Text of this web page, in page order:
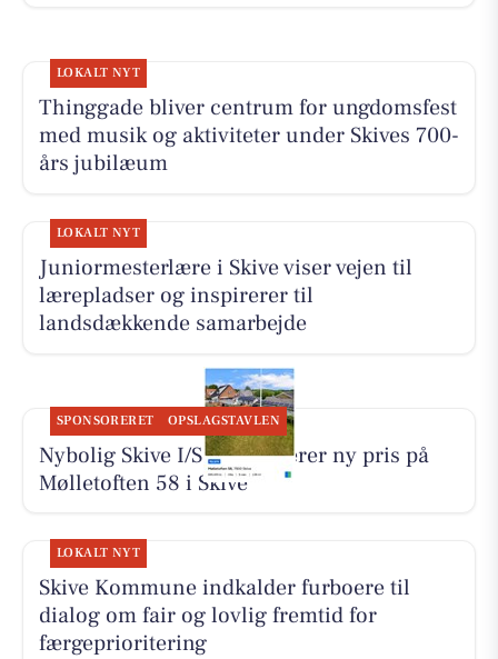
LOKALT NYT
Thinggade bliver centrum for ungdomsfest
med musik og aktiviteter under Skives 700-
års jubilæum
LOKALT NYT
Juniormesterlære i Skive viser vejen til
lærepladser og inspirerer til
landsdækkende samarbejde
SPONSORERET OPSLAGSTAVLEN
Nybolig Skive I/S præsenterer ny pris på
Mølletoften 58 i Skive
LOKALT NYT
Skive Kommune indkalder furboere til
dialog om fair og lovlig fremtid for
færgeprioritering